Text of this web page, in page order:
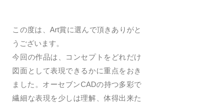
この度は、Art賞に選んで頂きありがと
うございます。
今回の作品は、コンセプトをどれだけ
図面として表現できるかに重点をおき
ました。オーセブンCADの持つ多彩で
繊細な表現を少しは理解、体得出来た